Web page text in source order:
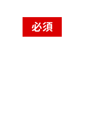
必須